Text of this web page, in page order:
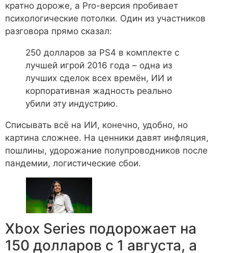
кратно дороже, а Pro-версия пробивает
психологические потолки. Один из участников
разговора прямо сказал:
250 долларов за PS4 в комплекте с
лучшей игрой 2016 года – одна из
лучших сделок всех времён, ИИ и
корпоративная жадность реально
убили эту индустрию.
Списывать всё на ИИ, конечно, удобно, но
картина сложнее. На ценники давят инфляция,
пошлины, удорожание полупроводников после
пандемии, логистические сбои.
Xbox Series подорожает на
150 долларов с 1 августа, а